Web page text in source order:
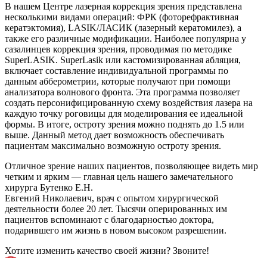
В нашем Центре лазерная коррекция зрения представлена
несколькими видами операций: ФРК (фоторефрактивная
кератэктомия), LASIK/ЛАСИК (лазерный кератомилез), а
также его различные модификации. Наиболее популярна у
сазалинцев коррекция зрения, проводимая по методике
SuperLASIK. SuperLasik или кастомизированная абляция,
включает составление индивидуальной программы по
данным абберометрии, которые получают при помощи
анализатора волнового фронта. Эта программа позволяет
создать персонифицированную схему воздействия лазера на
каждую точку роговицы для моделирования ее идеальной
формы. В итоге, остроту зрения можно поднять до 1.5 или
выше. Данный метод дает возможность обеспечивать
пациентам максимально возможную остроту зрения.
Отличное зрение наших пациентов, позволяющее видеть мир
четким и ярким — главная цель нашего замечательного
хирурга Бутенко Е.Н.
Евгений Николаевич, врач с опытом хирургической
деятельности более 20 лет. Тысячи оперированных им
пациентов вспоминают с благодарностью доктора,
подарившего им жизнь в новом высоком разрешении.
Хотите изменить качество своей жизни? Звоните!